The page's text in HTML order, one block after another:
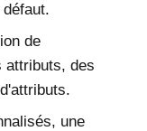
de
attributs, des
une